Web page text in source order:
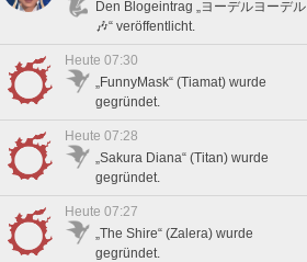
Den Blogeintrag „ヨーデルヨーデル
🎶“ veröffentlicht.
Heute 07:30
„FunnyMask“ (Tiamat) wurde
gegründet.
Heute 07:28
„Sakura Diana“ (Titan) wurde
gegründet.
Heute 07:27
„The Shire“ (Zalera) wurde
gegründet.